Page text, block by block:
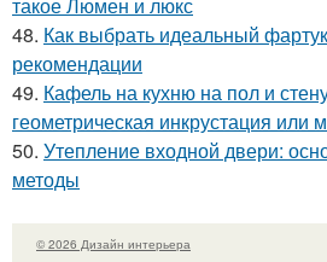
такое Люмен и люкс
48. Как выбрать идеальный
рекомендации
49. Кафель на кухню на пол и
геометрическая инкрустация или
50. Утепление входной двери:
методы
© 2026 Дизайн интерьера